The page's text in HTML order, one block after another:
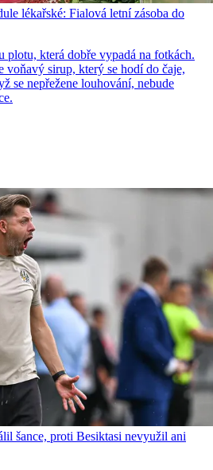
lékařské: Fialová letní zásoba do
plotu, která dobře vypadá na fotkách.
voňavý sirup, který se hodí do čaje,
se nepřežene louhování, nebude
šance, proti Besiktasi nevyužil ani